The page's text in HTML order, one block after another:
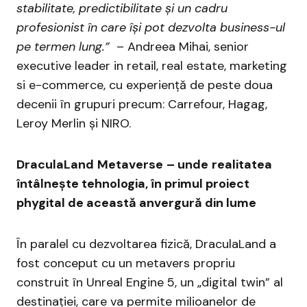
stabilitate, predictibilitate și un cadru
profesionist în care își pot dezvolta business-ul
pe termen lung.”– Andreea Mihai, senior
executive leader in retail, real estate, marketing
si e-commerce, cu experiență de peste doua
decenii în grupuri precum: Carrefour, Hagag,
Leroy Merlin și NIRO.
DraculaLand Metaverse – unde realitatea
întâlnește tehnologia, în primul proiect
phygital de această anvergură din lume
În paralel cu dezvoltarea fizică, DraculaLand a
fost conceput cu un metavers propriu
construit în Unreal Engine 5, un „digital twin” al
destinației, care va permite milioanelor de